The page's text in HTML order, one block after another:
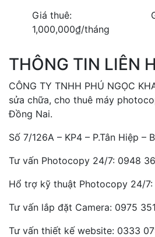
Giá thuê:
1,000,000₫/tháng
THÔNG TIN LIÊN
CÔNG TY TNHH PHÚ NGỌC
sửa chữa, cho thuê máy
Đồng Nai.
Số 7/126A – KP4 – P.Tân Hiệp –
Tư vấn Photocopy 24/7: 0948
Hổ trợ kỹ thuật Photocopy 24/
Tư vấn lắp đặt Camera: 0975
Tư vấn thiết kế website: 0333